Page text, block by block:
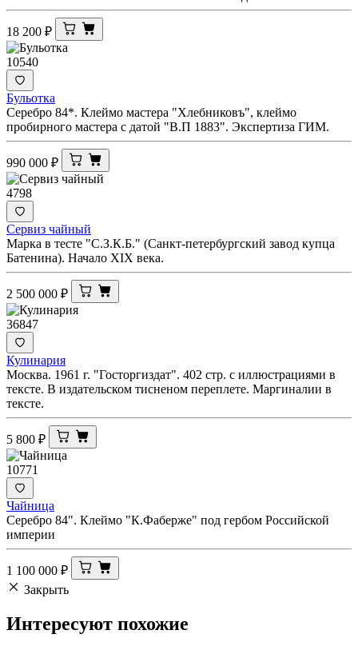
18 200 ₽
10540
Бульотка
Серебро 84*. Клеймо мастера "Хлебниковъ", клеймо
пробирного мастера с датой "В.П 1883". Экспертиза ГИМ.
990 000 ₽
4798
Сервиз чайный
Марка в тесте "С.З.К.Б." (Санкт-петербургский завод купца
Батенина). Начало XIX века.
2 500 000 ₽
36847
Кулинария
Москва. 1961 г. "Госторгиздат". 402 стр. с иллюстрациями в
тексте. В издательском тисненом переплете. Маргиналии в
тексте.
5 800 ₽
10771
Чайница
Серебро 84". Клеймо "К.Фаберже" под гербом Российской
империи
1 100 000 ₽
Закрыть
Интересуют похожие